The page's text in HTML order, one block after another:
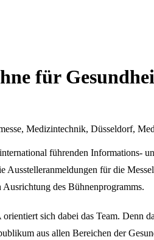
für
Medizintechnik, Düsseldorf,
führenden Informations-
für die
Ausrichtung des Bühnenprogramms.
sich dabei das Team.
aus allen Bereichen der